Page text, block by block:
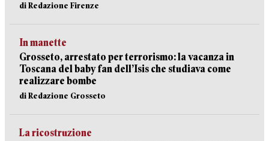
di Redazione Firenze
In manette
Grosseto, arrestato per terrorismo: la vacanza in
Toscana del baby fan dell’Isis che studiava come
realizzare bombe
di Redazione Grosseto
La ricostruzione